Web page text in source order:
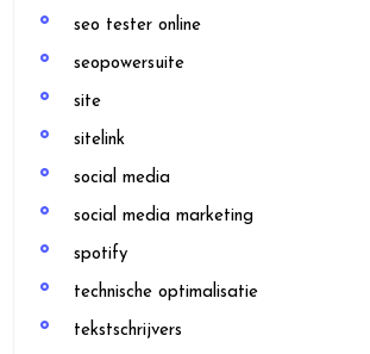
seo tester online
seopowersuite
site
sitelink
social media
social media marketing
spotify
technische optimalisatie
tekstschrijvers